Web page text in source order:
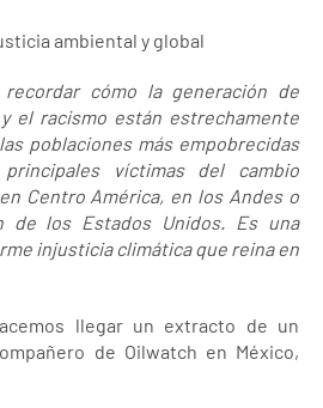
ambiental y global
cómo la generación de
el racismo están estrechamente
poblaciones más empobrecidas
víctimas del cambio
Centro América, en los Andes o
de los Estados Unidos. Es una
injusticia climática que reina en
llegar un extracto de un
de Oilwatch en México,